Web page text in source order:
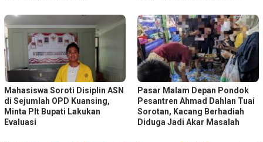
Mahasiswa Soroti Disiplin ASN
di Sejumlah OPD Kuansing,
Minta Plt Bupati Lakukan
Evaluasi
Pasar Malam Depan Pondok
Pesantren Ahmad Dahlan Tuai
Sorotan, Kacang Berhadiah
Diduga Jadi Akar Masalah